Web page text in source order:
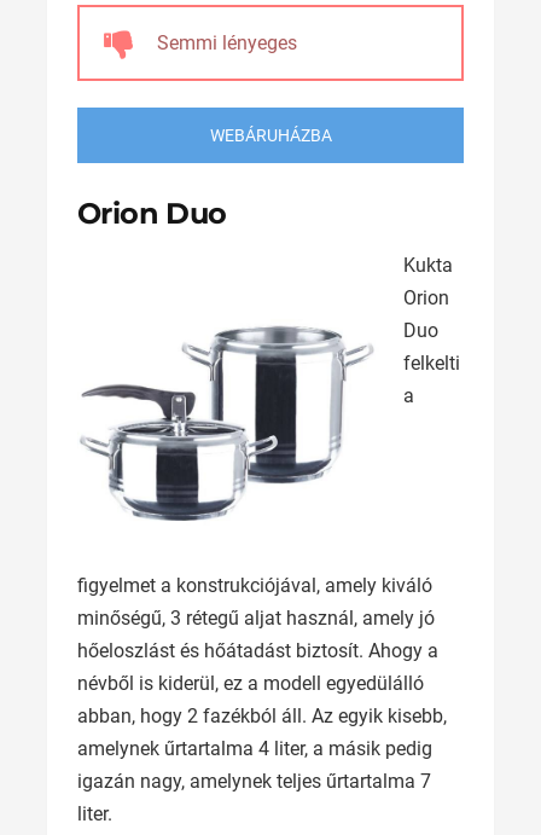
Semmi lényeges
WEBÁRUHÁZBA
Orion Duo
Kukta
Orion
Duo
felkelti
a
figyelmet a konstrukciójával, amely kiváló
minőségű, 3 rétegű aljat használ, amely jó
hőeloszlást és hőátadást biztosít. Ahogy a
névből is kiderül, ez a modell egyedülálló
abban, hogy 2 fazékból áll. Az egyik kisebb,
amelynek űrtartalma 4 liter, a másik pedig
igazán nagy, amelynek teljes űrtartalma 7
liter.